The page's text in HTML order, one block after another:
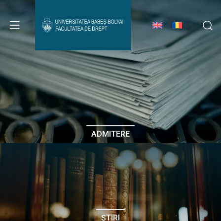
Avizier Studenți
Studii
Admitere
Erasmus & Internațional
Despre Facultate
ADMITERE
ȘTIRI